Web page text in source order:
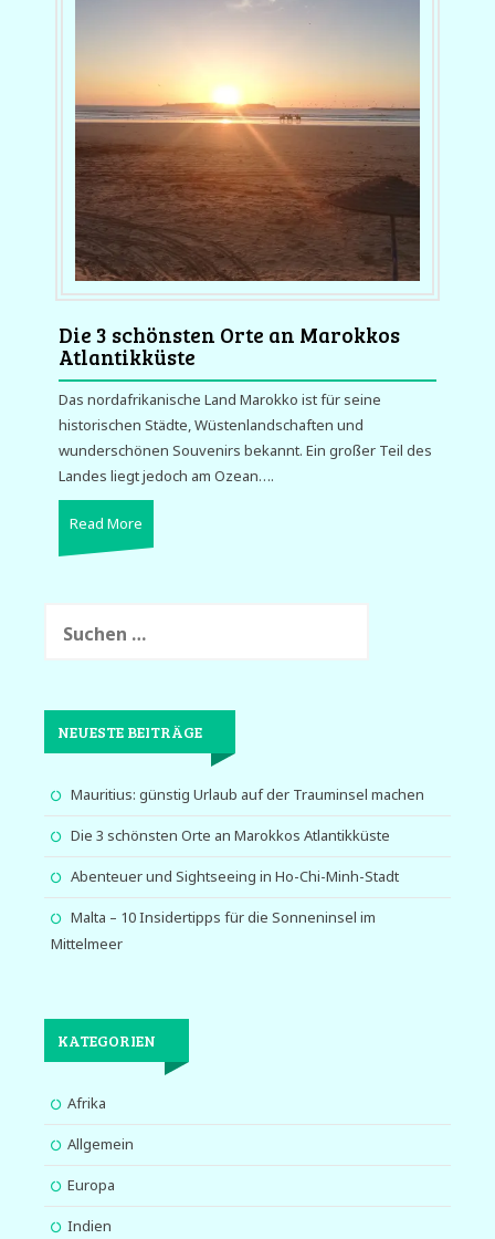
Die 3 schönsten Orte an Marokkos
Atlantikküste
Das nordafrikanische Land Marokko ist für seine
historischen Städte, Wüstenlandschaften und
wunderschönen Souvenirs bekannt. Ein großer Teil des
Landes liegt jedoch am Ozean….
Read More
nach:
NEUESTE BEITRÄGE
Mauritius: günstig Urlaub auf der Trauminsel machen
Die 3 schönsten Orte an Marokkos Atlantikküste
Abenteuer und Sightseeing in Ho-Chi-Minh-Stadt
Malta – 10 Insidertipps für die Sonneninsel im
Mittelmeer
KATEGORIEN
Afrika
Allgemein
Europa
Indien